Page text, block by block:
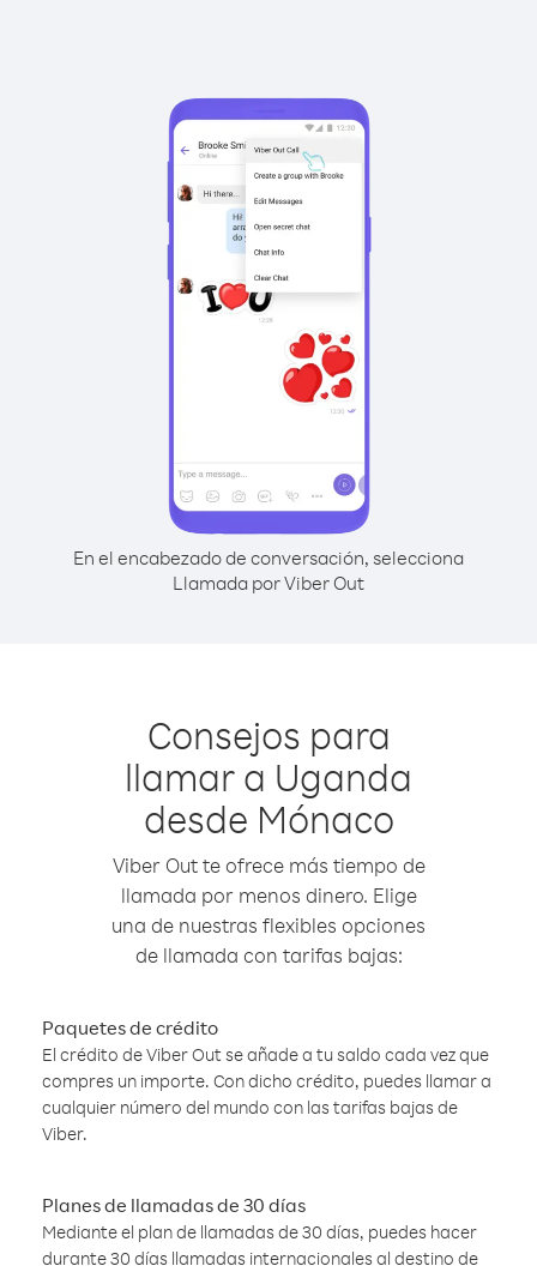
En el encabezado de conversación, selecciona
Llamada por Viber Out
Consejos para
llamar a Uganda
desde Mónaco
Viber Out te ofrece más tiempo de
llamada por menos dinero. Elige
una de nuestras flexibles opciones
de llamada con tarifas bajas:
Paquetes de crédito
El crédito de Viber Out se añade a tu saldo cada vez que
compres un importe. Con dicho crédito, puedes llamar a
cualquier número del mundo con las tarifas bajas de
Viber.
Planes de llamadas de 30 días
Mediante el plan de llamadas de 30 días, puedes hacer
durante 30 días llamadas internacionales al destino de